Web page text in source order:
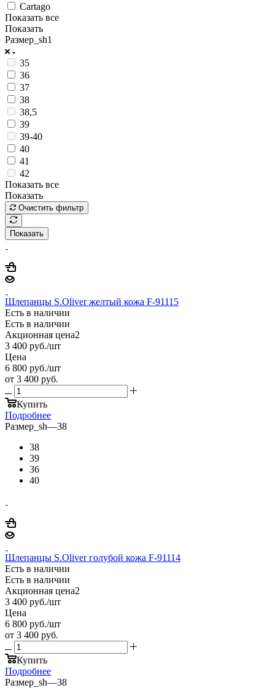
Cartago
Показать все
Показать
Размер_sh1
35
36
37
38
38,5
39
39-40
40
41
42
Показать все
Показать
Очистить фильтр
Показать
Шлепанцы S.Oliver желтый кожа F-91115
Есть в наличии
Есть в наличии
Акционная цена2
3 400 руб./шт
Цена
6 800 руб./шт
от 3 400 руб.
Купить
Подробнее
Размер_sh—38
38
39
36
40
Шлепанцы S.Oliver голубой кожа F-91114
Есть в наличии
Есть в наличии
Акционная цена2
3 400 руб./шт
Цена
6 800 руб./шт
от 3 400 руб.
Купить
Подробнее
Размер_sh—38